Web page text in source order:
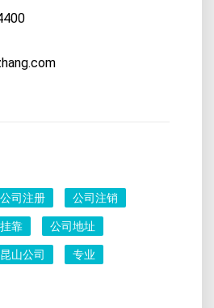
公司注册 公司注销
靠 公司地址
昆山公司 专业